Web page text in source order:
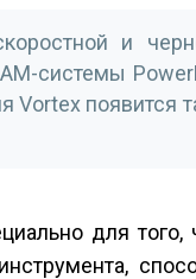
и
системы
Vortex появится
для того,